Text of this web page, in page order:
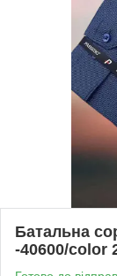
Батальна
-40600/color